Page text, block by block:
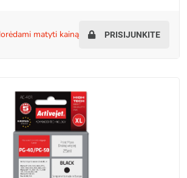
norėdami matyti kainą PRISIJUNKITE